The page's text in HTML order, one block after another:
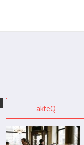
akteQ